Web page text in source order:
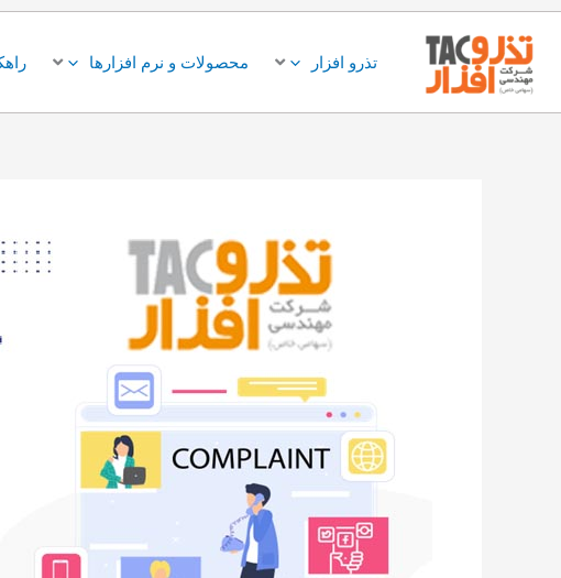
رفتن
محتوا
تذرو افزار محصولات و نرم افزارها